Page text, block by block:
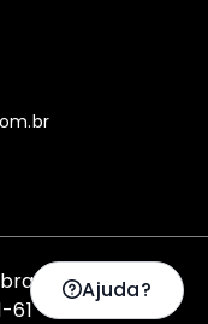
|
61
Ajuda?